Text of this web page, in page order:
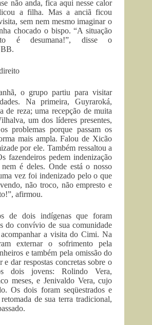
não anda, fica aqui nesse calor
a filha. Mas a anciã ficou
sem nem mesmo imaginar o
chocado o bispo. “A situação
é desumana!”, disse o
o grupo partiu para visitar
Na primeira, Guyraroká,
de reza; uma recepção de muita
um dos líderes presentes,
problemas porque passam os
mais ampla. Falou de Xicão
por ele. Também ressaltou a
fazendeiros pedem indenização
é deles. Onde está o nosso
vez foi indenizado pelo o que
não troco, não empresto e
afirmou.
de dois indígenas que foram
do convívio de sua comunidade
a visita do Cimi. Na
externar o sofrimento pela
e também pela omissão do
e dar respostas concretas sobre o
dois jovens: Rolindo Vera,
meses, e Jenivaldo Vera, cujo
Os dois foram seqüestrados e
de sua terra tradicional,